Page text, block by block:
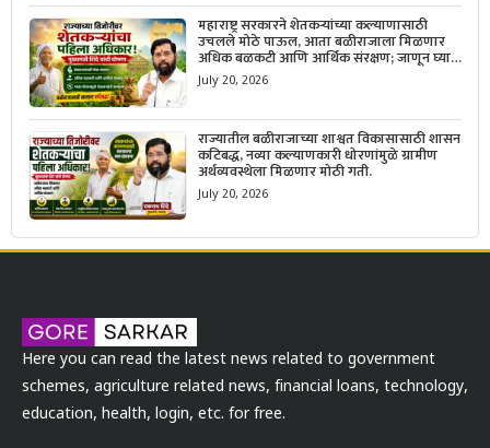
महाराष्ट्र सरकारने शेतकऱ्यांच्या कल्याणासाठी
उचलले मोठे पाऊल, आता बळीराजाला मिळणार
अधिक बळकटी आणि आर्थिक संरक्षण; जाणून घ्या
सरकारचा नवा संकल्प.
July 20, 2026
राज्यातील बळीराजाच्या शाश्वत विकासासाठी शासन
कटिबद्ध, नव्या कल्याणकारी धोरणांमुळे ग्रामीण
अर्थव्यवस्थेला मिळणार मोठी गती.
July 20, 2026
Here you can read the latest news related to government
schemes, agriculture related news, financial loans, technology,
education, health, login, etc. for free.